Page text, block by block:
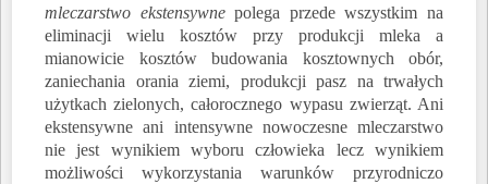
mleczarstwo ekstensywnepolega przede wszystkim na
eliminacji wielu kosztów przy produkcji mleka a
mianowicie kosztów budowania kosztownych obór,
zaniechania orania ziemi, produkcji pasz na trwałych
użytkach zielonych, całorocznego wypasu zwierząt. Ani
ekstensywne ani intensywne nowoczesne mleczarstwo
nie jest wynikiem wyboru człowieka lecz wynikiem
możliwości wykorzystania warunków przyrodniczo